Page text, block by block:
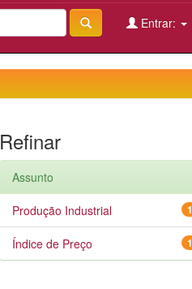
Entrar:
Refinar
Assunto
1
Produção Industrial
1
Índice de Preço